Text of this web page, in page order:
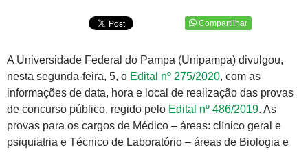
Compartilhar
A Universidade Federal do Pampa (Unipampa) divulgou,
nesta segunda-feira, 5, o Edital nº 275/2020, com as
informações de data, hora e local de realização das provas
de concurso público, regido pelo Edital nº 486/2019. As
provas para os cargos de Médico – áreas: clínico geral e
psiquiatria e Técnico de Laboratório – áreas de Biologia e